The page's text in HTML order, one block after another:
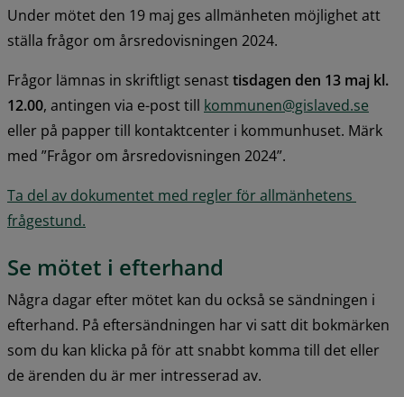
Under mötet den 19 maj ges allmänheten möjlighet att
ställa frågor om årsredovisningen 2024.
Frågor lämnas in skriftligt senast tisdagen den 13 maj kl.
12.00, antingen via e-post till kommunen@gislaved.se
eller på papper till kontaktcenter i kommunhuset. Märk
med ”Frågor om årsredovisningen 2024”.
Ta del av dokumentet med regler för allmänhetens
frågestund.
Se mötet i efterhand
Några dagar efter mötet kan du också se sändningen i
efterhand. På eftersändningen har vi satt dit bokmärken
som du kan klicka på för att snabbt komma till det eller
de ärenden du är mer intresserad av.